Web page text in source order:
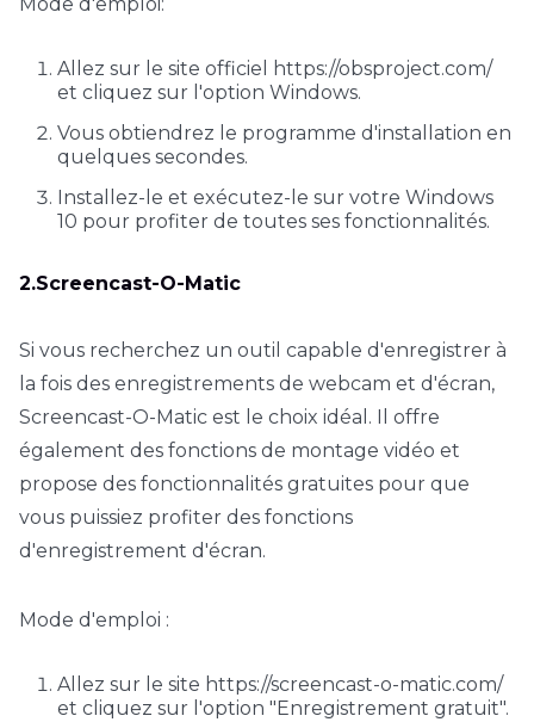
Allez sur le site officiel https://obsproject.com/
et cliquez sur l'option Windows.
Vous obtiendrez le programme d'installation en
quelques secondes.
Installez-le et exécutez-le sur votre Windows
10 pour profiter de toutes ses fonctionnalités.
2.Screencast-O-Matic
Si vous recherchez un outil capable d'enregistrer à
la fois des enregistrements de webcam et d'écran,
Screencast-O-Matic est le choix idéal. Il offre
également des fonctions de montage vidéo et
propose des fonctionnalités gratuites pour que
vous puissiez profiter des fonctions
d'enregistrement d'écran.
Mode d'emploi :
Allez sur le site https://screencast-o-matic.com/
et cliquez sur l'option "Enregistrement gratuit".